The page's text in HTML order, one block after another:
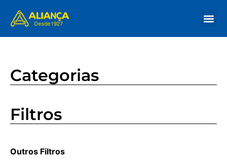
Categorias
Filtros
Outros Filtros